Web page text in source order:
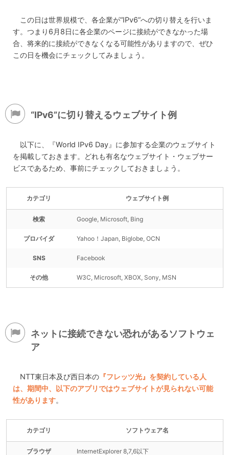
この日は世界規模で、各企業が“IPv6”への切り替えを行いま
す。つまり6月8日に各企業のページに接続ができなかった場
合、将来的に接続ができなくなる可能性がありますので、ぜひ
この日を機会にチェックしてみましょう。
“IPv6”に切り替えるウェブサイト例
以下に、『World IPv6 Day』に参加する企業のウェブサイト
を掲載しておきます。どれも有名なウェブサイト・ウェブサー
ビスであるため、事前にチェックしておきましょう。
カテゴリ ウェブサイト例
検索 Google, Microsoft, Bing
プロバイダ Yahoo！Japan, Biglobe, OCN
SNS Facebook
その他 W3C, Microsoft, XBOX, Sony, MSN
ネットに接続できない恐れがあるソフトウェ
ア
NTT東日本及び西日本の 『フレッツ光』を契約している人
は、期間中、以下のアプリではウェブサイトが見られない可能
性があります。
カテゴリ ソフトウェア名
ブラウザ InternetExplorer 8,7,6以下